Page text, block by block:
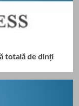
totală de dinți